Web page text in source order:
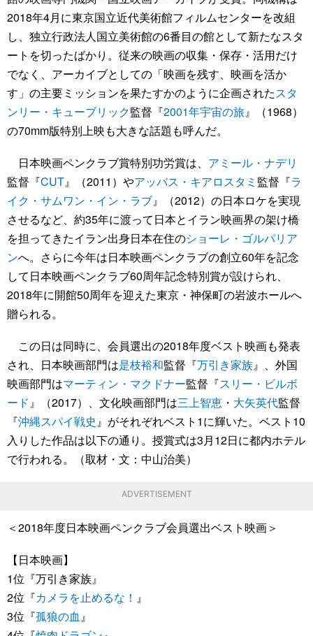
2018年4月に東京国立近代美術館フィルムセンターを改組
し、独立行政法人国立美術館の6番目の館として新たなスタ
ートを切ったばかり。従来の映画の収集・保存・活用だけ
でなく、アーカイブとしての「映画を残す、映画を活か
す」の主要ミッションを果たすかのように企画されたスタ
ンリー・キューブリック監督『2001年宇宙の旅 』（1968）
の70mm版特別上映も大きな話題も呼んだ。
日本映画ペンクラブ賞特別功労賞は、 アミール・ナデリ
監督『CUT』（2011）やアッバス・キアロスタミ 監督『ラ
イク・サムワン・イン・ラブ』（2012）の日本ロケを実現
させるなど、約35年に渡って日本とイラン映画界の架け橋
を担ってきたイラン出身日本在住のショーレ・ゴルパリア
ンへ。さらに今年は日本映画ペンクラブの創立60年を記念
して日本映画ペンクラブ60周年記念特別賞が設けられ、
2018年に開館50周年を迎えた東京・神保町の岩波ホールへ
贈られる。
この日は同時に、会員選出の2018年度ベスト映画も発表
され、日本映画部門は是枝裕和監督『万引き家族』、外国
映画部門はマーティン・マクドナー監督『スリー・ビルボ
ード』（2017）、文化映画部門は三上智恵 ・ 大矢英代監督
『沖縄スパイ戦史』がそれぞれベスト1に輝いた。ベスト10
入りした作品は以下の通り。授賞式は3月12日に都内ホテル
で行われる。（取材・文：中山治美）
ADVERTISEMENT
＜2018年度日本映画ペンクラブ会員選出ベスト映画＞
【日本映画】
1位『万引き家族』
2位『カメラを止めるな！ 』
3位『孤狼の血 』